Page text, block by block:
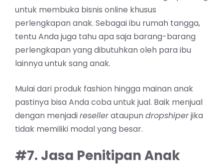
untuk membuka bisnis online khusus
perlengkapan anak. Sebagai ibu rumah tangga,
tentu Anda juga tahu apa saja barang-barang
perlengkapan yang dibutuhkan oleh para ibu
lainnya untuk sang anak.
Mulai dari produk fashion hingga mainan anak
pastinya bisa Anda coba untuk jual. Baik menjual
dengan menjadiresellerataupun dropshiperjika
tidak memiliki modal yang besar.
#7. Jasa Penitipan Anak